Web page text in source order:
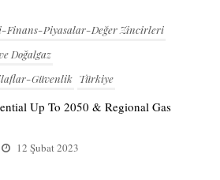
Finans-Piyasalar-Değer Zincirleri
Doğalgaz
Güvenlik Türkiye
Up To 2050 & Regional Gas
12 Şubat 2023